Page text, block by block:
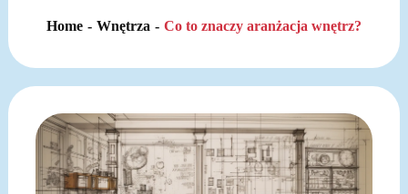
Home Wnętrza Co to znaczy aranżacja wnętrz?